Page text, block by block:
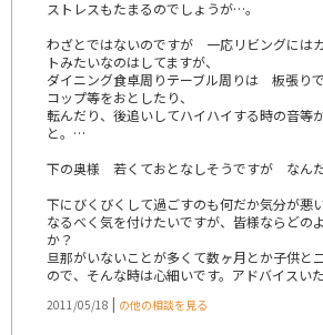
ストレスもたまるのでしょうが…。
わざとではないのですが 一応リビングには
トみたいなのはしてますが、
ダイニング食卓周りテーブル周りは 板張りで
コップ等をおとしたり、
転んだり、後追いしてハイハイする時の音
と。…
下の奥様 若くておとなしそうですが なん
下にびくびくして過ごすのも何だか気分が悪
なるべく気を付けたいですが、皆様ならどの
か？
旦那がいないことが多くて数ヶ月とか子供と
ので、そんな時は心細いです。アドバイスい
2011/05/18 | の他の相談を見る